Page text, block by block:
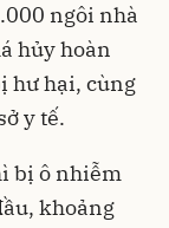
ngôi nhà
hủy hoàn
hư hại, cùng
y tế.
bị ô nhiễm
khoảng